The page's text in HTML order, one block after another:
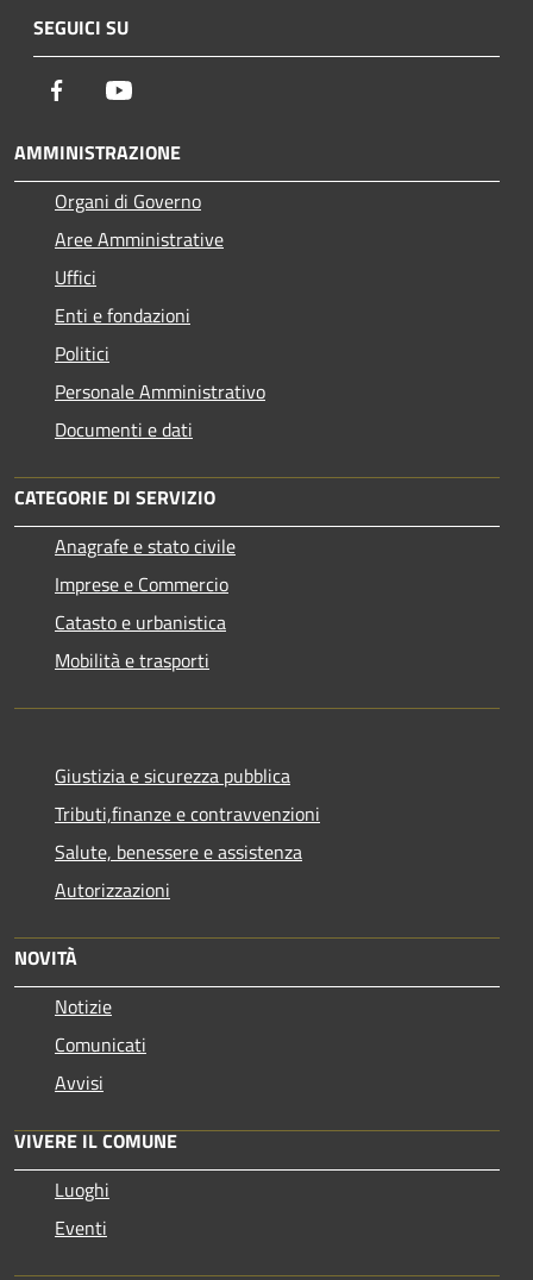
SEGUICI SU
Facebook
AMMINISTRAZIONE
Organi di Governo
Aree Amministrative
Uffici
Enti e fondazioni
Politici
Personale Amministrativo
Documenti e dati
CATEGORIE DI SERVIZIO
Anagrafe e stato civile
Imprese e Commercio
Catasto e urbanistica
Mobilità e trasporti
Giustizia e sicurezza pubblica
Tributi,finanze e contravvenzioni
Salute, benessere e assistenza
Autorizzazioni
NOVITÀ
Notizie
Comunicati
Avvisi
VIVERE IL COMUNE
Luoghi
Eventi